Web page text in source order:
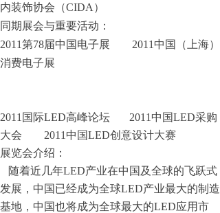
内装饰协会（CIDA）
同期展会与重要活动：
2011第78届中国电子展 2011中国（上海）
消费电子展
2011国际LED高峰论坛 2011中国LED采购
大会 2011中国LED创意设计大赛
展览会介绍：
随着近几年LED产业在中国及全球的飞跃式
发展，中国已经成为全球LED产业最大的制造
基地，中国也将成为全球最大的LED应用市